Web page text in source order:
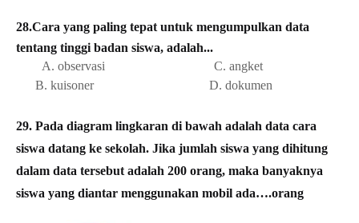
28.Cara yang paling tepat untuk mengumpulkan data
tentang tinggi badan siswa, adalah...
A. observasi C. angket
B. kuisoner D. dokumen
29. Pada diagram lingkaran di bawah adalah data cara
siswa datang ke sekolah. Jika jumlah siswa yang dihitung
dalam data tersebut adalah 200 orang, maka banyaknya
siswa yang diantar menggunakan mobil ada….orang